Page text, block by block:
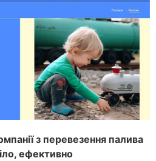
з перевезення палива
ефективно